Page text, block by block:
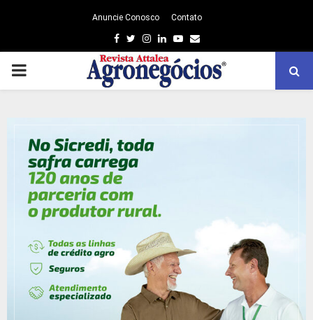
Anuncie Conosco Contato
Facebook
TwitterInstagram
LinkedinYoutube
Email
PRIMARY